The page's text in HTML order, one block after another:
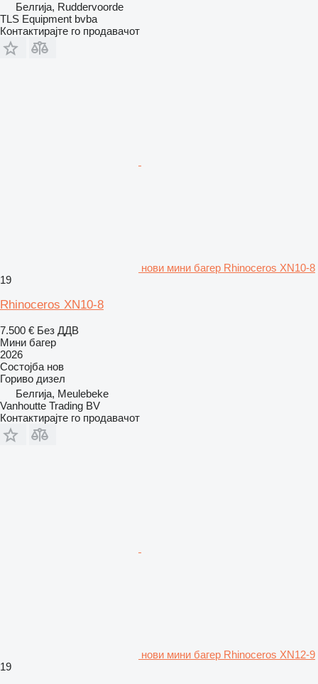
Белгија, Ruddervoorde
TLS Equipment bvba
Контактирајте го продавачот
нови мини багер Rhinoceros XN10-8
19
Rhinoceros XN10-8
7.500 € Без ДДВ
Мини багер
2026
Состојба нов
Гориво дизел
Белгија, Meulebeke
Vanhoutte Trading BV
Контактирајте го продавачот
нови мини багер Rhinoceros XN12-9
19